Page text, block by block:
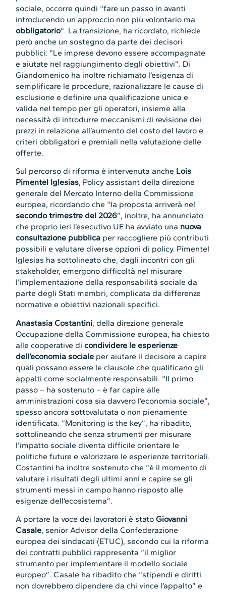
sociale, occorre quindi “fare un passo in avanti
introducendo un approccio non più volontario ma
obbligatorio“. La transizione, ha ricordato, richiede
però anche un sostegno da parte dei decisori
pubblici: “Le imprese devono essere accompagnate
e aiutate nel raggiungimento degli obiettivi”. Di
Giandomenico ha inoltre richiamato l’esigenza di
semplificare le procedure, razionalizzare le cause di
esclusione e definire una qualificazione unica e
valida nel tempo per gli operatori, insieme alla
necessità di introdurre meccanismi di revisione dei
prezzi in relazione all’aumento del costo del lavoro e
criteri obbligatori e premiali nella valutazione delle
offerte.
Sul percorso di riforma è intervenuta anche Lois
Pimentel Iglesias, Policy assistant della direzione
generale del Mercato Interno della Commissione
europea, ricordando che “la proposta arriverà nel
secondo trimestre del 2026”, inoltre, ha annunciato
che proprio ieri l’esecutivo UE ha avviato una nuova
consultazione pubblica per raccogliere più contributi
possibili e valutare diverse opzioni di policy. Pimentel
Iglesias ha sottolineato che, dagli incontri con gli
stakeholder, emergono difficoltà nel misurare
l’implementazione della responsabilità sociale da
parte degli Stati membri, complicata da differenze
normative e obiettivi nazionali specifici.
Anastasia Costantini, della direzione generale
Occupazione della Commissione europea, ha chiesto
alle cooperative dicondividere le esperienze
dell’economia sociale per aiutare il decisore a capire
quali possano essere le clausole che qualificano gli
appalti come socialmente responsabili. “Il primo
passo – ha sostenuto – è far capire alle
amministrazioni cosa sia davvero l’economia sociale”,
spesso ancora sottovalutata o non pienamente
identificata. “Monitoring is the key”, ha ribadito,
sottolineando che senza strumenti per misurare
l’impatto sociale diventa difficile orientare le
politiche future e valorizzare le esperienze territoriali.
Costantini ha inoltre sostenuto che “è il momento di
valutare i risultati degli ultimi anni e capire se gli
strumenti messi in campo hanno risposto alle
esigenze dell’ecosistema”.
A portare la voce dei lavoratori è statoGiovanni
Casale, senior Advisor della Confederazione
europea dei sindacati (ETUC), secondo cui la riforma
dei contratti pubblici rappresenta “il miglior
strumento per implementare il modello sociale
europeo”. Casale ha ribadito che “stipendi e diritti
non dovrebbero dipendere da chi vince l’appalto” e